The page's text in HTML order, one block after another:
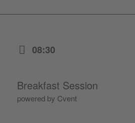
08:30
Breakfast Session
powered by Cvent